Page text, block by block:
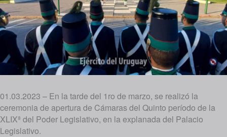
01.03.2023 – En la tarde del 1ro de marzo, se realizó la
ceremonia de apertura de Cámaras del Quinto período de la
XLIXª del Poder Legislativo, en la explanada del Palacio
Legislativo.